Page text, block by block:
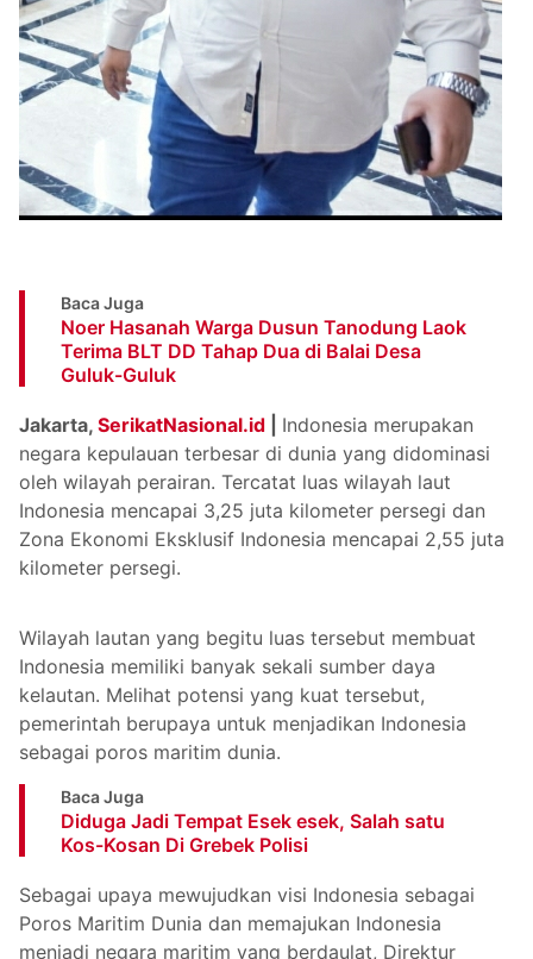
Baca Juga
Noer Hasanah Warga Dusun Tanodung Laok
Terima BLT DD Tahap Dua di Balai Desa
Guluk-Guluk
Jakarta, SerikatNasional.id
Indonesia merupakan
negara kepulauan terbesar di dunia yang didominasi
oleh wilayah perairan. Tercatat luas wilayah laut
Indonesia mencapai 3,25 juta kilometer persegi dan
Zona Ekonomi Eksklusif Indonesia mencapai 2,55 juta
kilometer persegi.
Wilayah lautan yang begitu luas tersebut membuat
Indonesia memiliki banyak sekali sumber daya
kelautan. Melihat potensi yang kuat tersebut,
pemerintah berupaya untuk menjadikan Indonesia
sebagai poros maritim dunia.
Baca Juga
Diduga Jadi Tempat Esek esek, Salah satu
Kos-Kosan Di Grebek Polisi
Sebagai upaya mewujudkan visi Indonesia sebagai
Poros Maritim Dunia dan memajukan Indonesia
menjadi negara maritim yang berdaulat, Direktur